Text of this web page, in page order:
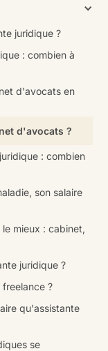
juridique ?
: combien à
d'avocats en
d'avocats ?
: combien
son salaire
mieux : cabinet,
juridique ?
?
qu'assistante
se